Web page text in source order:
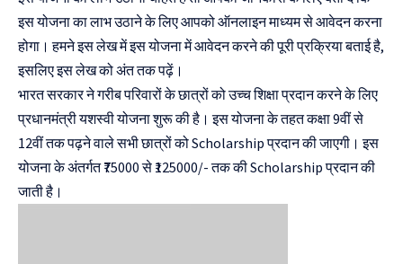
इस योजना का लाभ उठाने के लिए आपको ऑनलाइन माध्यम से आवेदन करना
होगा। हमने इस लेख में इस योजना में आवेदन करने की पूरी प्रक्रिया बताई है,
इसलिए इस लेख को अंत तक पढ़ें।
भारत सरकार ने गरीब परिवारों के छात्रों को उच्च शिक्षा प्रदान करने के लिए
प्रधानमंत्री यशस्वी योजना शुरू की है। इस योजना के तहत कक्षा 9वीं से
12वीं तक पढ़ने वाले सभी छात्रों को Scholarship प्रदान की जाएगी। इस
योजना के अंतर्गत ₹75000 से ₹125000/- तक की Scholarship प्रदान की
जाती है।